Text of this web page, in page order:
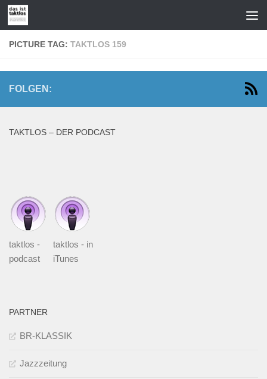
Zum Inhalt springen
PICTURE TAG: TAKTLOS 159
FOLGEN:
TAKTLOS – DER PODCAST
taktlos -
podcast
taktlos - in
iTunes
PARTNER
BR-KLASSIK
Jazzzeitung